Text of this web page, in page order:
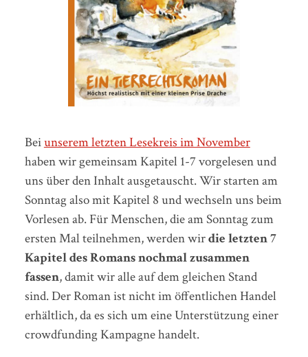
Beiunserem letzten Lesekreis im November
haben wir gemeinsam Kapitel 1-7 vorgelesen und
uns über den Inhalt ausgetauscht. Wir starten am
Sonntag also mit Kapitel 8 und wechseln uns beim
Vorlesen ab. Für Menschen, die am Sonntag zum
ersten Mal teilnehmen, werden wirdie letzten 7
Kapitel des Romans nochmal zusammen
fassen, damit wir alle auf dem gleichen Stand
sind. Der Roman ist nicht im öffentlichen Handel
erhältlich, da es sich um eine Unterstützung einer
crowdfunding Kampagne handelt.